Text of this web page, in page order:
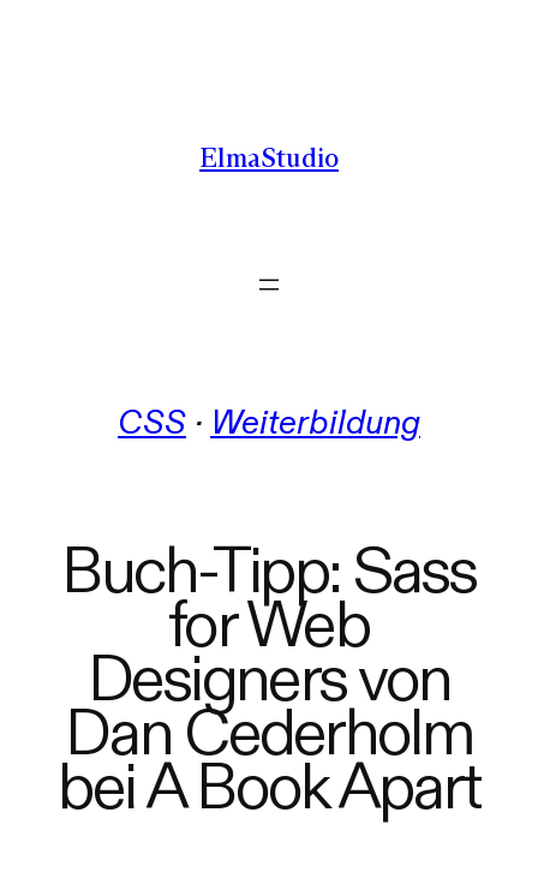
ElmaStudio
CSS · Weiterbildung
Buch-Tipp: Sass
for Web
Designers von
Dan Cederholm
bei A Book Apart